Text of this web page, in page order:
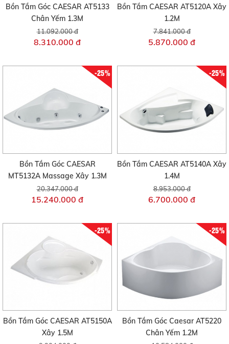
Bồn Tắm Góc CAESAR AT5133
Chân Yếm 1.3M
11.092.000 đ
8.310.000 đ
Bồn Tắm CAESAR AT5120A Xây
1.2M
7.841.000 đ
5.870.000 đ
-25%
Bồn Tắm Góc CAESAR
MT5132A Massage Xây 1.3M
20.347.000 đ
15.240.000 đ
-25%
Bồn Tắm CAESAR AT5140A Xây
1.4M
8.953.000 đ
6.700.000 đ
-25%
Bồn Tắm Góc CAESAR AT5150A
Xây 1.5M
-25%
Bồn Tắm Góc Caesar AT5220
Chân Yếm 1.2M